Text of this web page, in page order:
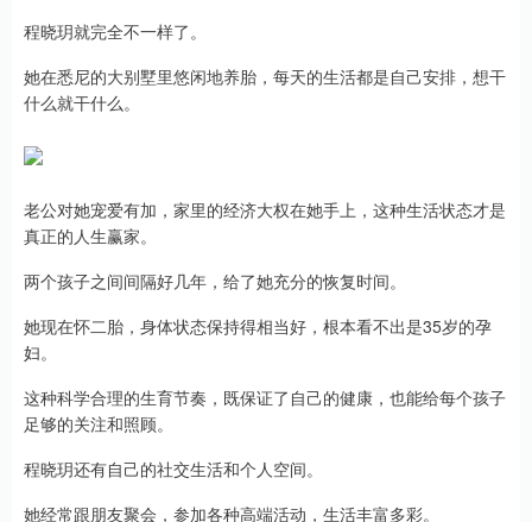
程晓玥就完全不一样了。
她在悉尼的大别墅里悠闲地养胎，每天的生活都是自己安排，想干
什么就干什么。
老公对她宠爱有加，家里的经济大权在她手上，这种生活状态才是
真正的人生赢家。
两个孩子之间间隔好几年，给了她充分的恢复时间。
她现在怀二胎，身体状态保持得相当好，根本看不出是35岁的孕
妇。
这种科学合理的生育节奏，既保证了自己的健康，也能给每个孩子
足够的关注和照顾。
程晓玥还有自己的社交生活和个人空间。
她经常跟朋友聚会，参加各种高端活动，生活丰富多彩。